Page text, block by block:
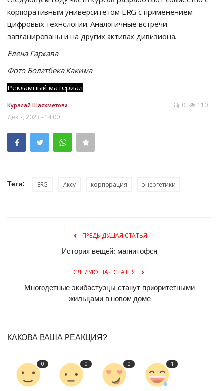
корпоративным университетом ERG с применением
цифровых технологий. Аналогичные встречи
запланированы и на других активах дивизиона.
Елена Гаркава
Фото Болатбека Какима
Рекламный материал
Куралай Шаяхметова
Дек 7, 2023 - 14:00
0 110
Теги: ERG Аксу корпорация энергетики
ПРЕДЫДУЩАЯ СТАТЬЯ
История вещей: магнитофон
СЛЕДУЮЩАЯ СТАТЬЯ
Многодетные экибастузцы станут приоритетными
жильцами в новом доме
КАКОВА ВАША РЕАКЦИЯ?
0 0 0 1